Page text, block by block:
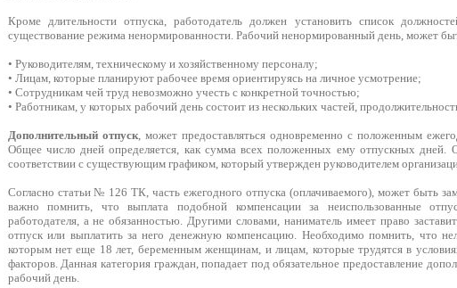
Кроме длительности отпуска, работодатель должен установить список
существование режима ненормированности. Рабочий ненормированный день, может
• Руководителям, техническому и хозяйственному персоналу;
• Лицам, которые планируют рабочее время ориентируясь на личное усмотрение;
• Сотрудникам чей труд невозможно учесть с конкретной точностью;
• Работникам, у которых рабочий день состоит из нескольких частей,
Дополнительный отпуск, может предоставляться одновременно с положенным
Общее число дней определяется, как сумма всех положенных ему отпускных дней.
соответствии с существующим графиком, который утвержден руководителем
Согласно статьи № 126 ТК, часть ежегодного отпуска (оплачиваемого), может быть
важно помнить, что выплата подобной компенсации за неиспользованные
работодателя, а не обязанностью. Другими словами, наниматель имеет право
отпуск или выплатить за него денежную компенсацию. Необходимо помнить, что
которым нет еще 18 лет, беременным женщинам, и лицам, которые трудятся в
факторов. Данная категория граждан, попадает под обязательное предоставление
рабочий день.